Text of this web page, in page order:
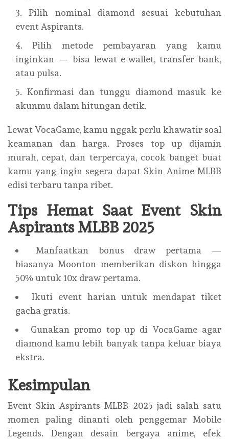
Pilih nominal diamond sesuai kebutuhan
event Aspirants.
Pilih metode pembayaran yang kamu
inginkan — bisa lewat e-wallet, transfer bank,
atau pulsa.
Konfirmasi dan tunggu diamond masuk ke
akunmu dalam hitungan detik.
Lewat VocaGame, kamu nggak perlu khawatir soal
keamanan dan harga. Proses top up dijamin
murah, cepat, dan terpercaya, cocok banget buat
kamu yang ingin segera dapat Skin Anime MLBB
edisi terbaru tanpa ribet.
Tips Hemat Saat Event Skin
Aspirants MLBB 2025
Manfaatkan bonus draw pertama —
biasanya Moonton memberikan diskon hingga
50% untuk 10x draw pertama.
Ikuti event harian untuk mendapat tiket
gacha gratis.
Gunakan promo top up di VocaGame agar
diamond kamu lebih banyak tanpa keluar biaya
ekstra.
Kesimpulan
Event Skin Aspirants MLBB 2025 jadi salah satu
momen paling dinanti oleh penggemar Mobile
Legends. Dengan desain bergaya anime, efek